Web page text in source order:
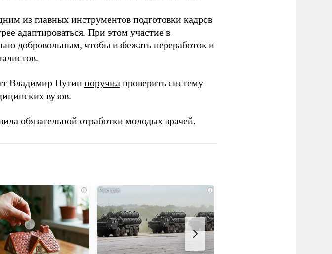
из главных инструментов подготовки кадров
адаптироваться. При этом участие в
добровольным, чтобы избежать переработок и
Владимир Путин поручил проверить систему
вузов.
обязательной отработки молодых врачей.
i i